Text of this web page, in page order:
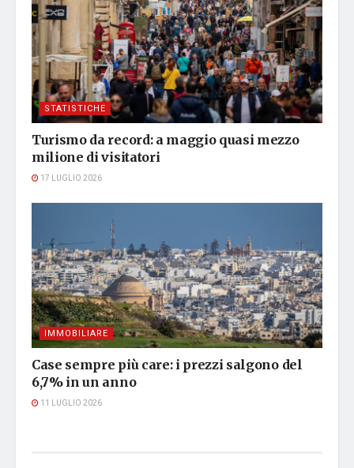
STATISTICHE
Turismo da record: a maggio quasi mezzo
milione di visitatori
17 LUGLIO 2026
IMMOBILIARE
Case sempre più care: i prezzi salgono del
6,7% in un anno
11 LUGLIO 2026